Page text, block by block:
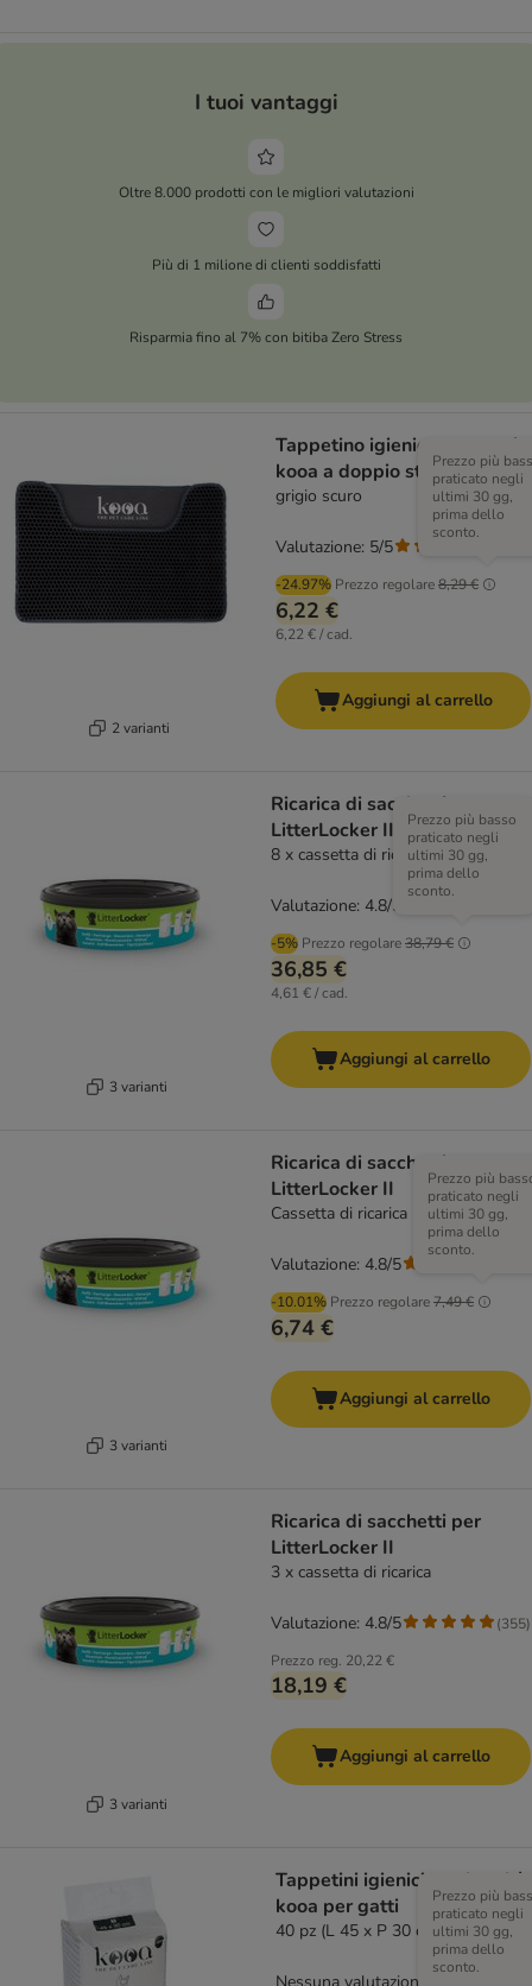
I tuoi vantaggi
Oltre 8.000 prodotti con le migliori valutazioni
Più di 1 milione di clienti soddisfatti
Risparmia fino al 7% con bitiba Zero Stress
2 varianti
Tappetino igienico per gatti
kooa a doppio strato
grigio scuro
-24.97% Prezzo regolare8,29 €
Prezzo più
praticato negli
ultimi 30 gg,
prima dello
sconto.
6,22 €
6,22 € / cad.
Valutazione: 5/5
Aggiungi al carrello
3 varianti
Ricarica di sacchetti per
LitterLocker II
8 x cassetta di ricarica
-5% Prezzo regolare38,79 €
Prezzo più basso
praticato negli
ultimi 30 gg,
prima dello
sconto.
36,85 €
4,61 € / cad.
Valutazione: 4.8/5
Aggiungi al carrello
3 varianti
Ricarica di sacchetti per
LitterLocker II
Cassetta di ricarica
-10.01% Prezzo regolare7,49 €
Prezzo più
praticato negli
ultimi 30 gg,
prima dello
sconto.
6,74 €
Valutazione: 4.8/5
Aggiungi al carrello
3 varianti
Ricarica di sacchetti per
LitterLocker II
3 x cassetta di ricarica
Prezzo reg. 20,22 €
18,19 €
Valutazione: 4.8/5 (355)
Aggiungi al carrello
Tappetini igienici con bambù
kooa per gatti
40 pz (L 45 x P 30 cm)
Prezzo più
praticato negli
ultimi 30 gg,
prima dello
sconto.